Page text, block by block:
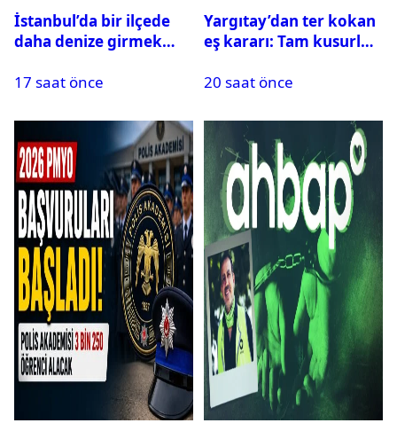
İstanbul’da bir ilçede
daha denize girmek
17 saat önce
Yargıtay’dan ter kokan
eş kararı: Tam kusurlu
20 saat önce